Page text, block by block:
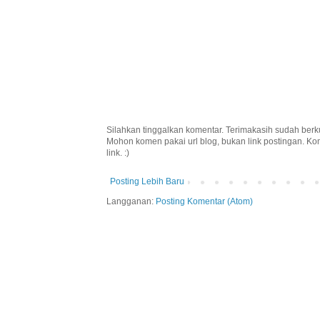
Silahkan tinggalkan komentar. Terimakasih sudah
Mohon komen pakai url blog, bukan link postingan.
link. :)
Posting Lebih Baru
Langganan: Posting Komentar (Atom)